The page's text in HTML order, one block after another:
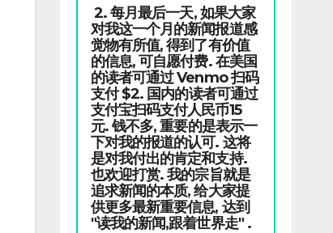
2. 每月最后一天, 如果大家
对我这一个月的新闻报道感
觉物有所值, 得到了有价值
的信息, 可自愿付费. 在美国
的读者可通过 Venmo 扫码
支付 $2. 国内的读者可通过
支付宝扫码支付人民币15
元. 钱不多, 重要的是表示一
下对我的报道的认可. 这将
是对我付出的肯定和支持.
也欢迎打赏. 我的宗旨就是
追求新闻的本质, 给大家提
供更多最新重要信息, 达到
"读我的新闻,跟着世界走" .